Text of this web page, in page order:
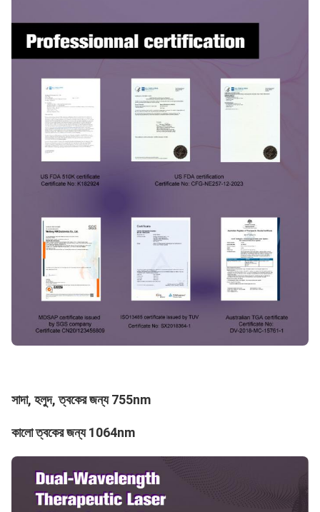
সাদা, হলুদ, ত্বকের জন্য 755nm
কালো ত্বকের জন্য 1064nm